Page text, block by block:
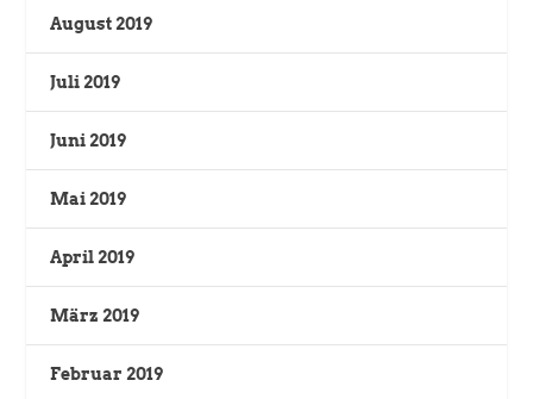
August 2019
Juli 2019
Juni 2019
Mai 2019
April 2019
März 2019
Februar 2019